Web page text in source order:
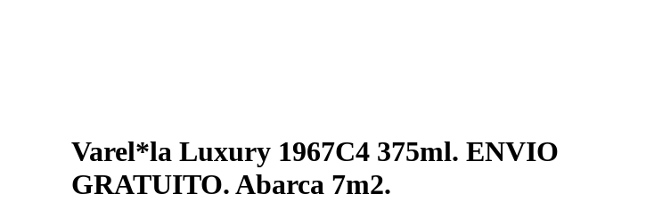
Varel*la Luxury 1967C4 375ml. ENVIO
GRATUITO. Abarca 7m2.